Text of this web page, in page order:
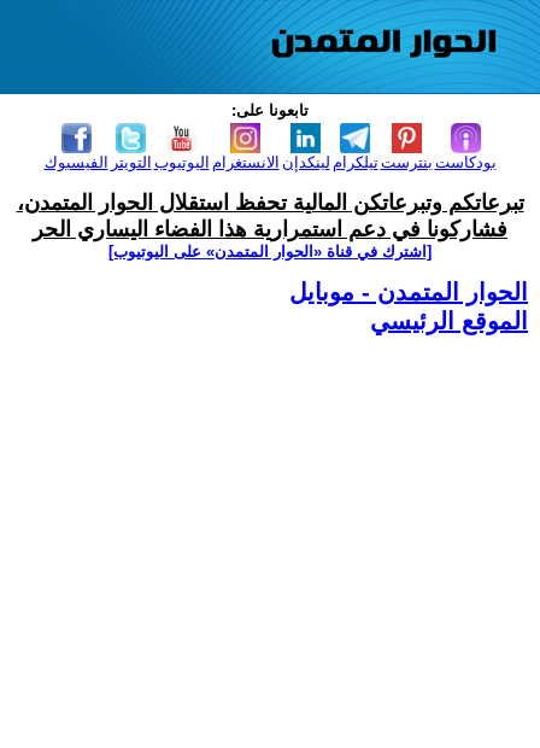
تابعونا على:
الفيسبوك التويتر اليوتيوب الانستغرام لينكدإن تيلكرامبنترست بودكاست
تبرعاتكم وتبرعاتكن المالية تحفظ استقلال الحوار المتمدن،
فشاركونا في دعم استمرارية هذا الفضاء اليساري الحر
[اشترك في قناة ‫«الحوار المتمدن» على اليوتيوب]
الحوار المتمدن - موبايل
الموقع الرئيسي